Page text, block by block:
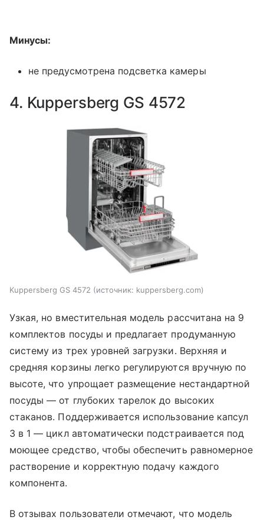
Минусы:
не предусмотрена подсветка камеры
4. Kuppersberg GS 4572
Kuppersberg GS 4572 источник: kuppersberg.com
Узкая, но вместительная модель рассчитана на 9
комплектов посуды и предлагает продуманную
систему из трех уровней загрузки. Верхняя и
средняя корзины легко регулируются вручную по
высоте, что упрощает размещение нестандартной
посуды — от глубоких тарелок до высоких
стаканов. Поддерживается использование капсул
3 в 1 — цикл автоматически подстраивается под
моющее средство, чтобы обеспечить равномерное
растворение и корректную подачу каждого
компонента.
В отзывах пользователи отмечают, что модель